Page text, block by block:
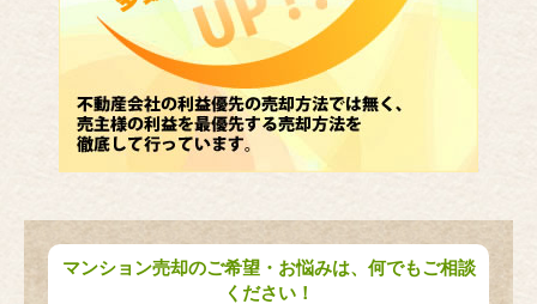
マンション売却のご希望・お悩みは、何でもご相談
ください！